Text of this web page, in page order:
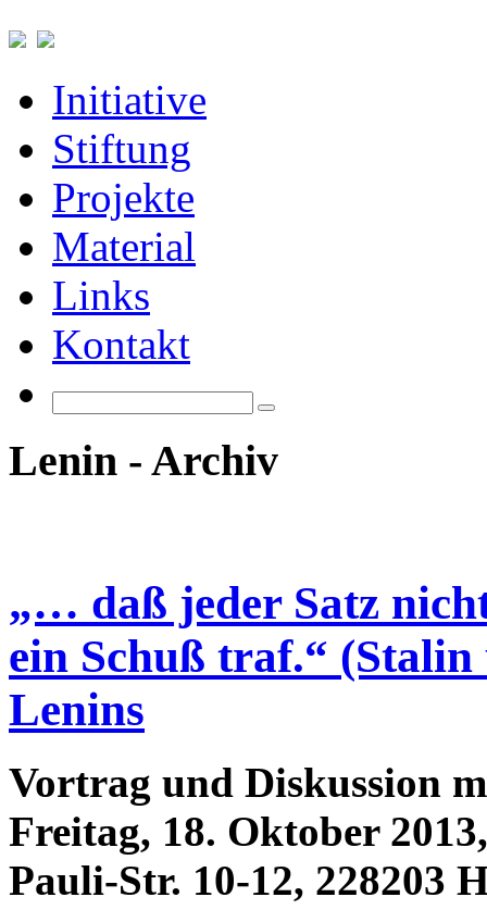
Initiative
Stiftung
Projekte
Material
Links
Kontakt
Lenin - Archiv
„… daß jeder Satz
ein Schuß traf.“
Lenins
Vortrag und Diskussion
Freitag, 18. Oktober
Pauli-Str. 10-12, 228203